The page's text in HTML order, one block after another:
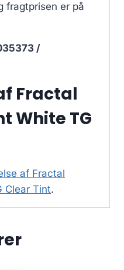
fragtprisen er på
/
Fractal
White TG
af Fractal
Clear Tint.